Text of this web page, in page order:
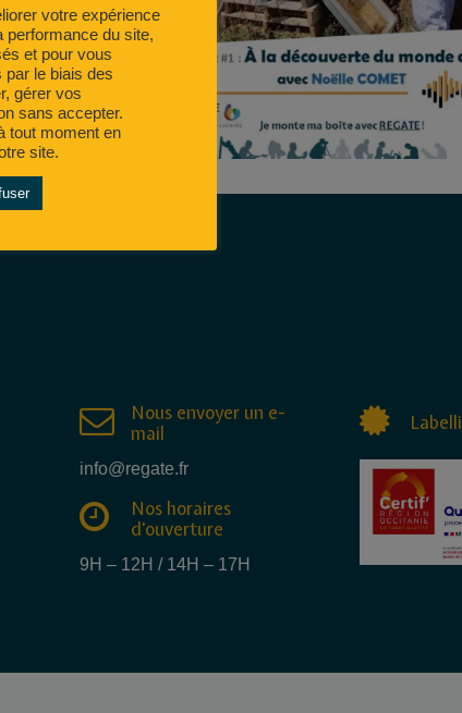
à notre
vous
Nous envoyer un e-
mail
info@regate.fr
Nos horaires
d'ouverture
9H – 12H / 14H – 17H
votre expérience
performance du site,
et pour vous
par le biais des
gérer vos
sans accepter.
tout moment en
site.